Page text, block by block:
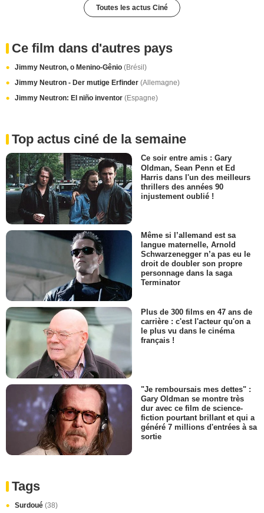
Toutes les actus Ciné
Ce film dans d'autres pays
Jimmy Neutron, o Menino-Gênio (Brésil)
Jimmy Neutron - Der mutige Erfinder (Allemagne)
Jimmy Neutron: El niño inventor (Espagne)
Top actus ciné de la semaine
Ce soir entre amis : Gary
Oldman, Sean Penn et Ed
Harris dans l'un des meilleurs
thrillers des années 90
injustement oublié !
Même si l’allemand est sa
langue maternelle, Arnold
Schwarzenegger n’a pas eu le
droit de doubler son propre
personnage dans la saga
Terminator
Plus de 300 films en 47 ans de
carrière : c'est l'acteur qu'on a
le plus vu dans le cinéma
français !
"Je remboursais mes dettes" :
Gary Oldman se montre très
dur avec ce film de science-
fiction pourtant brillant et qui a
généré 7 millions d'entrées à sa
sortie
Tags
Surdoué (38)